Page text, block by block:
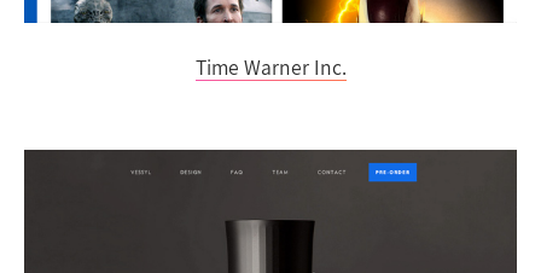
Time Warner Inc.